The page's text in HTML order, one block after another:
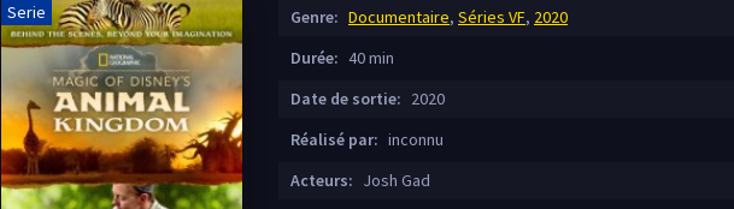
Serie Genre: Documentaire, Séries VF, 2020
Durée: 40 min
Date de sortie: 2020
Réalisé par: inconnu
Acteurs: Josh Gad